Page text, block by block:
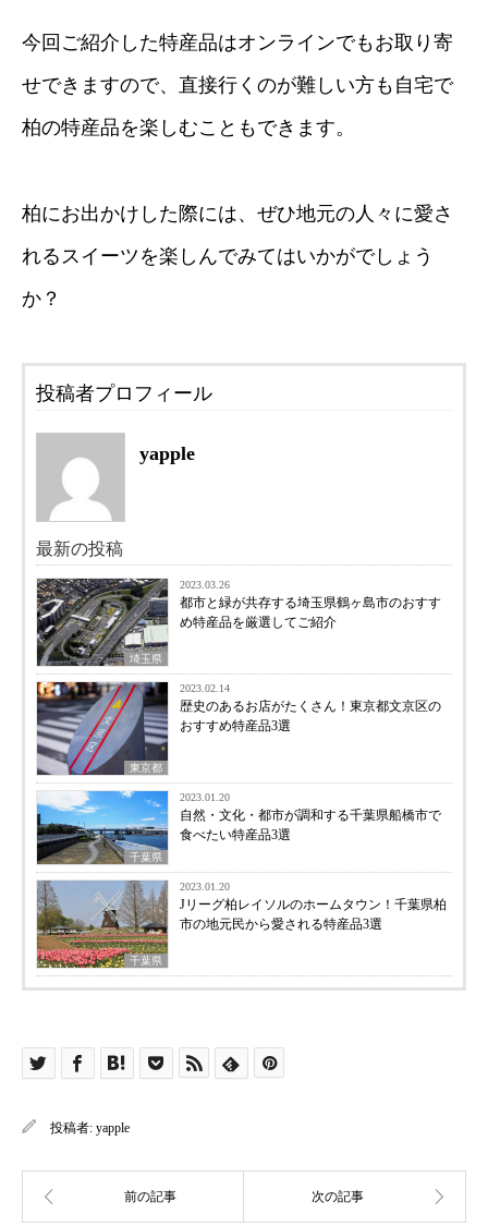
今回ご紹介した特産品はオンラインでもお取り寄
せできますので、直接行くのが難しい方も自宅で
柏の特産品を楽しむこともできます。
柏にお出かけした際には、ぜひ地元の人々に愛さ
れるスイーツを楽しんでみてはいかがでしょう
か？
投稿者プロフィール
yapple
最新の投稿
埼玉県
2023.03.26
都市と緑が共存する埼玉県鶴ヶ島市のおすす
め特産品を厳選してご紹介
東京都
2023.02.14
歴史のあるお店がたくさん！東京都文京区の
おすすめ特産品3選
千葉県
2023.01.20
自然・文化・都市が調和する千葉県船橋市で
食べたい特産品3選
千葉県
2023.01.20
Jリーグ柏レイソルのホームタウン！千葉県柏
市の地元民から愛される特産品3選
投稿者: yapple